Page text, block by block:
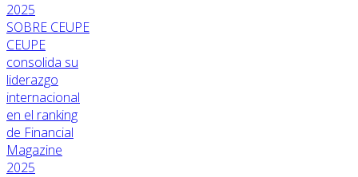
SOBRE CEUPE
CEUPE
consolida su
liderazgo
internacional
en el ranking
de Financial
Magazine
2025